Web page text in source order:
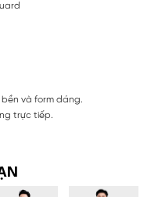
và form dáng.
trực tiếp.